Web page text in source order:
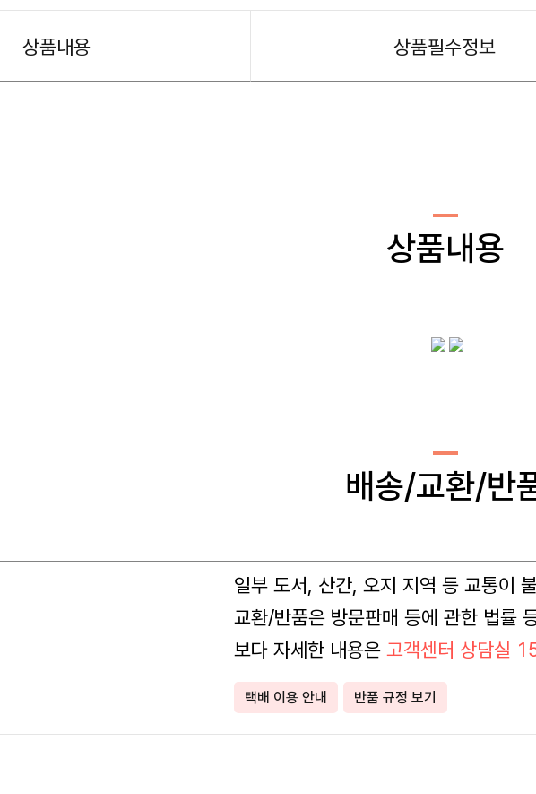
상품내용 상품필수정보
상품내용
배송/교환/반
일부 도서, 산간, 오지 지역 등 교통이
교환/반품은 방문판매 등에 관한 법률
보다 자세한 내용은 고객센터 상담실
택배 이용 안내 반품 규정 보기